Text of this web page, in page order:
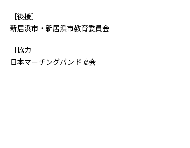
［後援］
新居浜市・新居浜市教育委員会
［協力］
日本マーチングバンド協会